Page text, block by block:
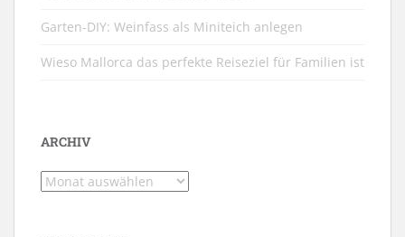
Garten-DIY: Weinfass als Miniteich anlegen
Wieso Mallorca das perfekte Reiseziel für Familien ist
ARCHIV
Archiv